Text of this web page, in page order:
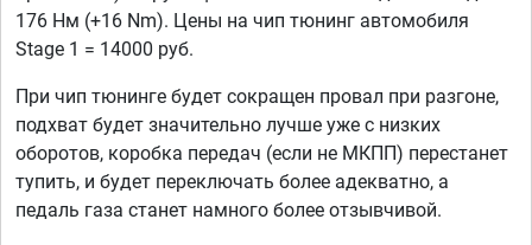
176 Нм (+16 Nm). Цены на чип тюнинг автомобиля
Stage 1 = 14000 руб.
При чип тюнинге будет сокращен провал при разгоне,
подхват будет значительно лучше уже с низких
оборотов, коробка передач (если не МКПП) перестанет
тупить, и будет переключать более адекватно, а
педаль газа станет намного более отзывчивой.